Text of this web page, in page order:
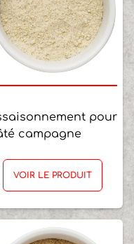
pour
campagne
VOIR LE PRODUIT